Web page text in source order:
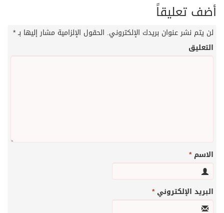
أضف تعليقاً
لن يتم نشر عنوان بريدك الإلكتروني. الحقول الإلزامية مشار إليها بـ*
التعليق
الاسم*
البريد الإلكتروني*